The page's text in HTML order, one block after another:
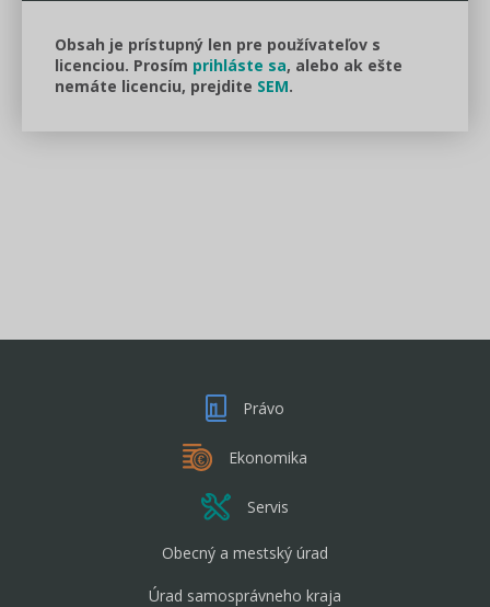
Obsah je prístupný len pre používateľov s
licenciou. Prosím prihláste sa, alebo ak ešte
nemáte licenciu, prejdite SEM.
Právo
Ekonomika
Servis
Obecný a mestský úrad
Úrad samosprávneho kraja